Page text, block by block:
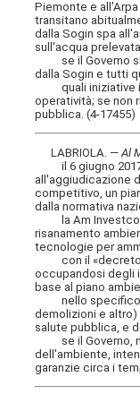
Piemonte e
transitano
dalla Sogin spa
sull'acqua
se il Governo sia
dalla Sogin e tutti
quali iniziative i
operatività; se non
pubblica. (4-17455)
LABRIOLA. —Al
il 6 giugno 2017
all'aggiudicazione
competitivo, un
dalla normativa
la Am Investco
risanamento
tecnologie per
con il «decreto
occupandosi degli
base al piano
nello specifico, il
demolizioni e altro)
salute pubblica, e
se il Governo,
dell'ambiente,
garanzie circa i